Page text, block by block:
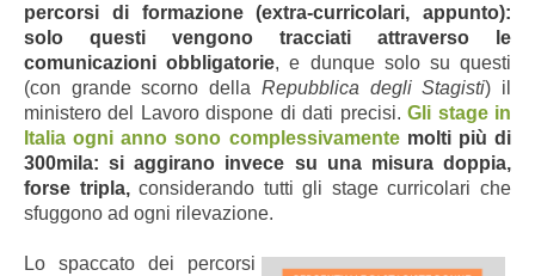
percorsi di formazione (extra-curricolari, appunto):
solo questi vengono tracciati attraverso le
comunicazioni obbligatorie, e dunque solo su questi
(con grande scorno della Repubblica degli Stagisti) il
ministero del Lavoro dispone di dati precisi.Gli stage in
Italia ogni anno sono complessivamentemolti più di
300mila: si aggirano invece su una misura doppia,
forse tripla,considerando tutti gli stage curricolari che
sfuggono ad ogni rilevazione.
Lo spaccato dei percorsi